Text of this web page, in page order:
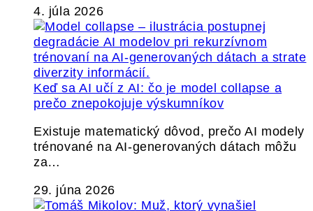
4. júla 2026
Keď sa AI učí z AI: čo je model collapse a
prečo znepokojuje výskumníkov
Existuje matematický dôvod, prečo AI modely
trénované na AI-generovaných dátach môžu
za…
29. júna 2026